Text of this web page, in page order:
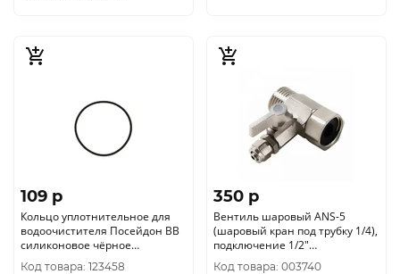
109 p
Кольцо уплотнительное для
водоочистителя Посейдон BВ
силиконовое чёрное
уп.100/1шт.
Код товара: 123458
350 p
Вентиль шаровый ANS-5
(шаровый кран под трубку 1/4),
подключение 1/2"
уп.200/10/1шт.
Код товара: 003740